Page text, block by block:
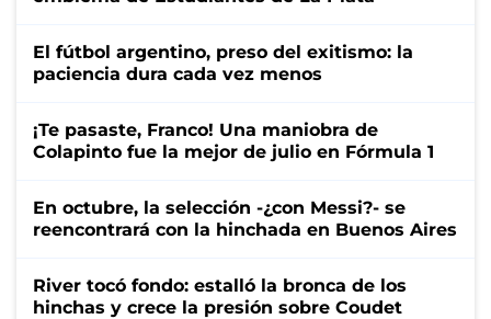
El fútbol argentino, preso del exitismo: la
paciencia dura cada vez menos
¡Te pasaste, Franco! Una maniobra de
Colapinto fue la mejor de julio en Fórmula 1
En octubre, la selección -¿con Messi?- se
reencontrará con la hinchada en Buenos Aires
River tocó fondo: estalló la bronca de los
hinchas y crece la presión sobre Coudet